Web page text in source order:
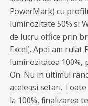
PowerMark) cu
luminozitate 50% si
de lucru office prin
Excel). Apoi am rulat
luminozitatea 100%,
On. Nu in ultimul
aceleasi setari.
la 100%, finalizarea